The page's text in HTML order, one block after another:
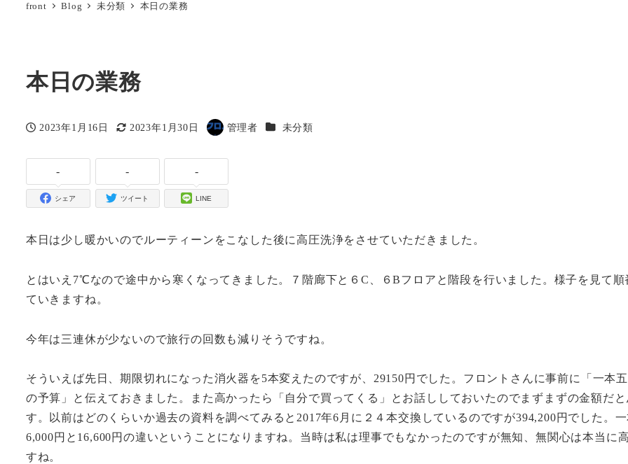
front Blog 未分類 本日の業務
本日の業務
投稿日
2023年1月16日
更新日
2023年1月30日
著
管理者 カテゴリー
未分類
-
シェア
-
ツイート
-
LINE
本日は少し暖かいのでルーティーンをこなした後に高圧洗浄をさせていただきました。
とはいえ7℃なので途中から寒くなってきました。７階廊下と６C、６Bフロアと階段を行いました。様子を見て順
ていきますね。
今年は三連休が少ないので旅行の回数も減りそうですね。
そういえば先日、期限切れになった消火器を5本変えたのですが、29150円でした。フロントさんに事前に「一本
の予算」と伝えておきました。また高かったら「自分で買ってくる」とお話ししておいたのでまずまずの金額だ
す。以前はどのくらいか過去の資料を調べてみると2017年6月に２４本交換しているのですが394,200円でした。
6,000円と16,600円の違いということになりますね。当時は私は理事でもなかったのですが無知、無関心は本当に
すね。